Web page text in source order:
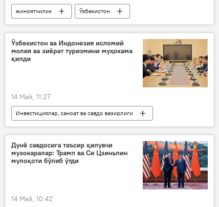
жиноятчилик
Ўзбекистон
Миграция агентлиги
Бош прокуратура
фирибгарлик
Ҳодисалар
Жанубий Корея
Ўзбекистон ва Индонезия исломий
молия ва зиёрат туризмини муҳокама
қилди
14 Май, 11:27
Инвестициялар, саноат ва савдо вазирлиги
Ҳаж
Жамият
музокаралар
Ўзбекистон
Индонезия
Дунё савдосига таъсир қилувчи
музокаралар: Трамп ва Си Цзиньпин
мулоқоти бўлиб ўтди
14 Май, 10:42